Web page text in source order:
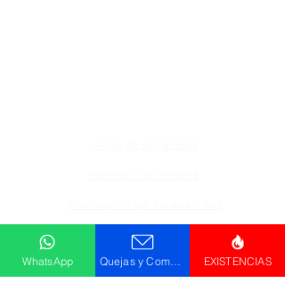
Descargar
Catálogo
WhatsApp EXISTENCIAS